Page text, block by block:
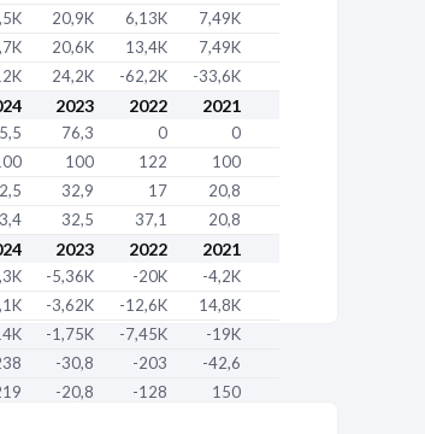
20,9K 6,13K
7,49K
20,6K 13,4K
7,49K
24,2K -62,2K -33,6K
2023 2022 2021
76,3 0
0
100 122
100
32,9 17
20,8
32,5 37,1 20,8
2023 2022 2021
-5,36K -20K
-4,2K
-3,62K -12,6K
14,8K
-1,75K -7,45K
-19K
-30,8 -203
-42,6
-20,8 -128
150